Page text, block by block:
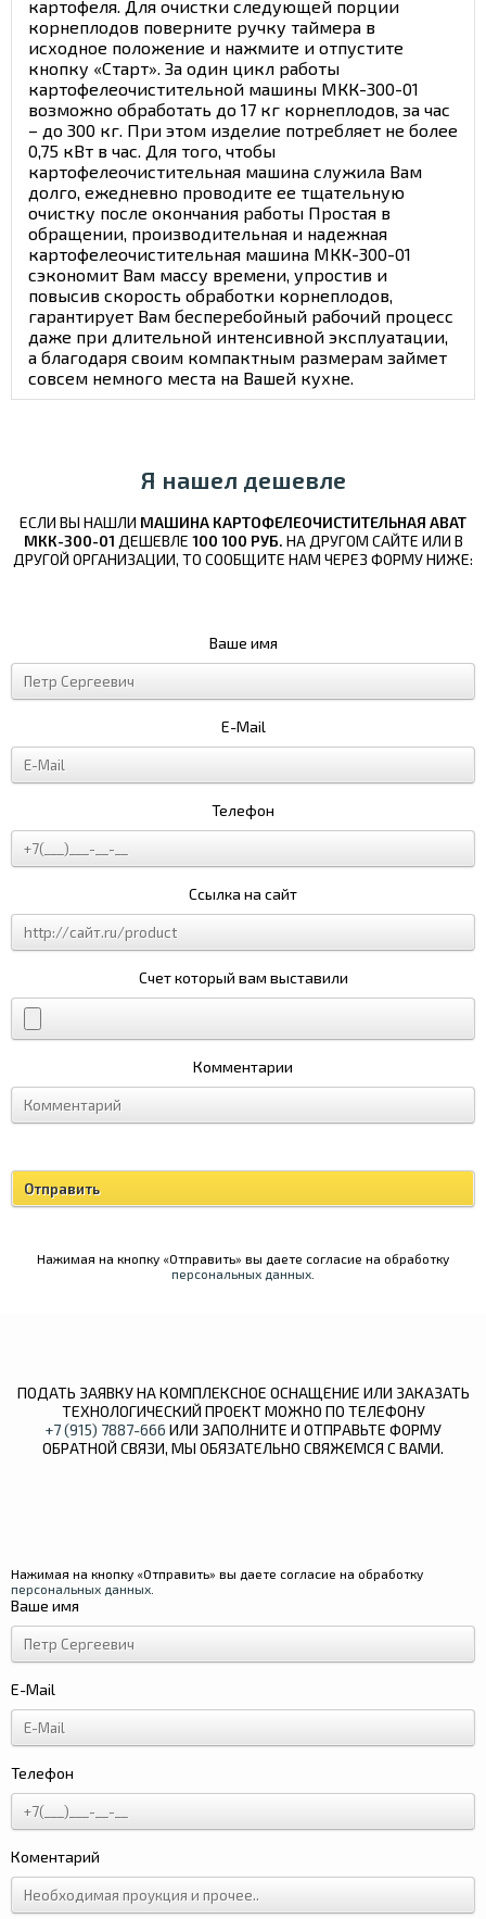
картофеля. Для очистки следующей порции
корнеплодов поверните ручку таймера в
исходное положение и нажмите и отпустите
кнопку «Старт». За один цикл работы
картофелеочистительной машины МКК-300-01
возможно обработать до 17 кг корнеплодов, за час
– до 300 кг. При этом изделие потребляет не более
0,75 кВт в час. Для того, чтобы
картофелеочистительная машина служила Вам
долго, ежедневно проводите ее тщательную
очистку после окончания работы Простая в
обращении, производительная и надежная
картофелеочистительная машина МКК-300-01
сэкономит Вам массу времени, упростив и
повысив скорость обработки корнеплодов,
гарантирует Вам бесперебойный рабочий процесс
даже при длительной интенсивной эксплуатации,
а благодаря своим компактным размерам займет
совсем немного места на Вашей кухне.
Я нашел дешевле
ЕСЛИ ВЫ НАШЛИ МАШИНА КАРТОФЕЛЕОЧИСТИТЕЛЬНАЯ ABAT
МКК-300-01 ДЕШЕВЛЕ 100 100 РУБ. НА ДРУГОМ САЙТЕ ИЛИ В
ДРУГОЙ ОРГАНИЗАЦИИ, ТО СООБЩИТЕ НАМ ЧЕРЕЗ ФОРМУ НИЖЕ:
Ваше имя
E-Mail
Телефон
Ссылка на сайт
Счет который вам выставили
Комментарии
Нажимая на кнопку «Отправить» вы даете согласие на обработку
персональных данных
ПОДАТЬ ЗАЯВКУ НА КОМПЛЕКСНОЕ ОСНАЩЕНИЕ ИЛИ ЗАКАЗАТЬ
ТЕХНОЛОГИЧЕСКИЙ ПРОЕКТ МОЖНО ПО ТЕЛЕФОНУ
+7 (915) 7887-666 ИЛИ ЗАПОЛНИТЕ И ОТПРАВЬТЕ ФОРМУ
ОБРАТНОЙ СВЯЗИ, МЫ ОБЯЗАТЕЛЬНО СВЯЖЕМСЯ С ВАМИ.
Ваше имя
E-Mail
Телефон
Коментарий
Нажимая на кнопку «Отправить» вы даете согласие на обработку
персональных данных